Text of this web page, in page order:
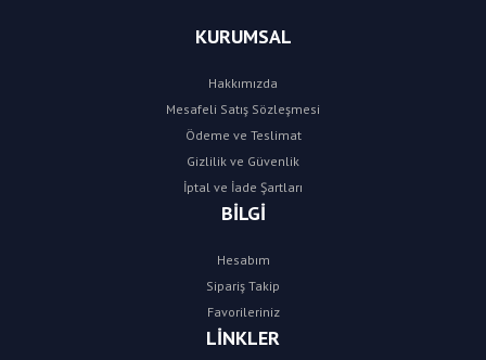
KURUMSAL
Hakkımızda
Mesafeli Satış Sözleşmesi
Ödeme ve Teslimat
Gizlilik ve Güvenlik
İptal ve İade Şartları
BİLGİ
Hesabım
Sipariş Takip
Favorileriniz
LİNKLER